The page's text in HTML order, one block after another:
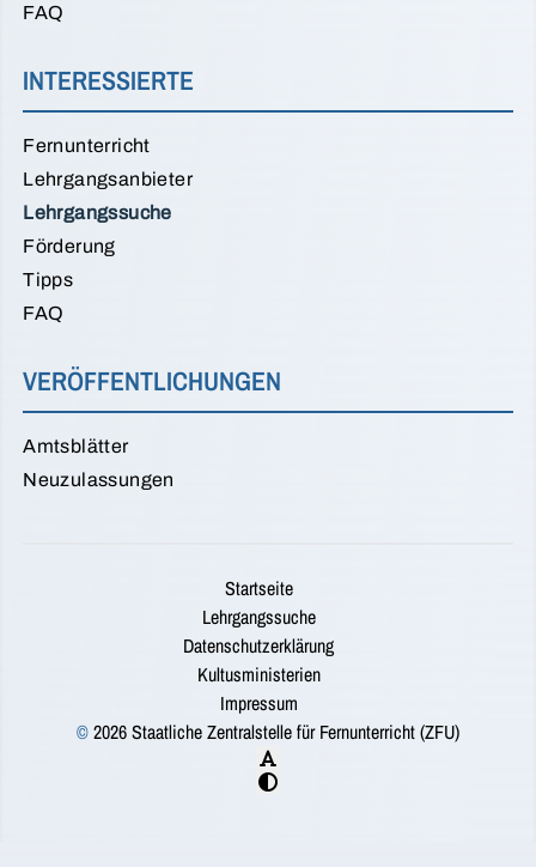
FAQ
INTERESSIERTE
Fernunterricht
Lehrgangsanbieter
Lehrgangssuche
Förderung
Tipps
FAQ
VERÖFFENTLICHUNGEN
Amtsblätter
Neuzulassungen
Startseite
Lehrgangssuche
Datenschutzerklärung
Kultusministerien
Impressum
©2026 Staatliche Zentralstelle für Fernunterricht (ZFU)